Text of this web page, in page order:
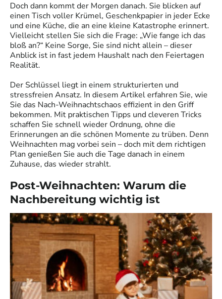
Doch dann kommt der Morgen danach. Sie blicken auf
einen Tisch voller Krümel, Geschenkpapier in jeder Ecke
und eine Küche, die an eine kleine Katastrophe erinnert.
Vielleicht stellen Sie sich die Frage: „Wie fange ich das
bloß an?“ Keine Sorge, Sie sind nicht allein – dieser
Anblick ist in fast jedem Haushalt nach den Feiertagen
Realität.
Der Schlüssel liegt in einem strukturierten und
stressfreien Ansatz. In diesem Artikel erfahren Sie, wie
Sie das Nach-Weihnachtschaos effizient in den Griff
bekommen. Mit praktischen Tipps und cleveren Tricks
schaffen Sie schnell wieder Ordnung, ohne die
Erinnerungen an die schönen Momente zu trüben. Denn
Weihnachten mag vorbei sein – doch mit dem richtigen
Plan genießen Sie auch die Tage danach in einem
Zuhause, das wieder strahlt.
Post-Weihnachten: Warum die
Nachbereitung wichtig ist